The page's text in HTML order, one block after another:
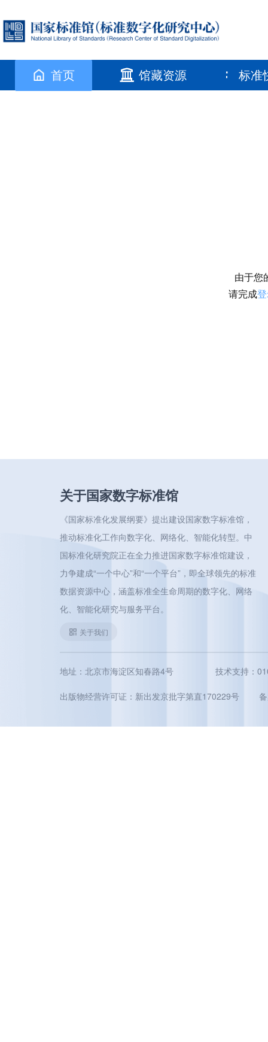
首页 馆藏资源 标准
由于您
请完成
关于国家数字标准馆
《国家标准化发展纲要》提出建设国家数字标准馆，
推动标准化工作向数字化、网络化、智能化转型。中
国标准化研究院正在全力推进国家数字标准馆建设，
力争建成“一个中心”和“一个平台”，即全球领先的标准
数据资源中心，涵盖标准全生命周期的数字化、网络
化、智能化研究与服务平台。
关于我们
地址：北京市海淀区知春路4号 技术支持：
出版物经营许可证：新出发京批字第直170229号